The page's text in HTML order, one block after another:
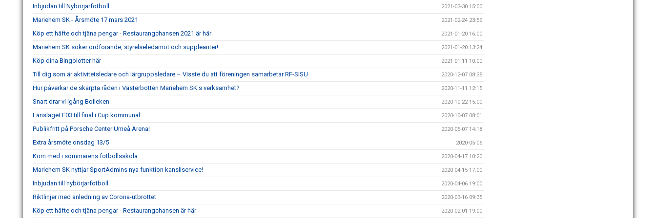
Inbjudan till Nybörjarfotboll 2021-03-30 15:00
Mariehem SK - Årsmöte 17 mars 2021 2021-02-24 23:59
Köp ett häfte och tjäna pengar - Restaurangchansen 2021 är här 2021-01-20 16:00
Mariehem SK söker ordförande, styrelseledamot och suppleanter! 2021-01-20 13:24
Köp dina Bingolotter här 2021-01-11 10:00
Till dig som är aktivitetsledare och lärgruppsledare – Visste du att föreningen samarbetar RF-SISU 2020-12-07 08:35
Hur påverkar de skärpta råden i Västerbotten Mariehem SK:s verksamhet? 2020-11-11 12:15
Snart drar vi igång Bolleken 2020-10-22 15:00
Länslaget F03 till final i Cup kommunal 2020-10-07 08:01
Publikfritt på Porsche Center Umeå Arena! 2020-05-07 14:18
Extra årsmöte onsdag 13/5 2020-05-06
Kom med i sommarens fotbollsskola 2020-04-17 10:20
Mariehem SK nyttjar SportAdmins nya funktion kansliservice! 2020-04-15 17:00
Inbjudan till nybörjarfotboll 2020-04-06 19:00
Riktlinjer med anledning av Corona-utbrottet 2020-03-16 09:35
Köp ett häfte och tjäna pengar - Restaurangchansen är här 2020-02-01 19:00